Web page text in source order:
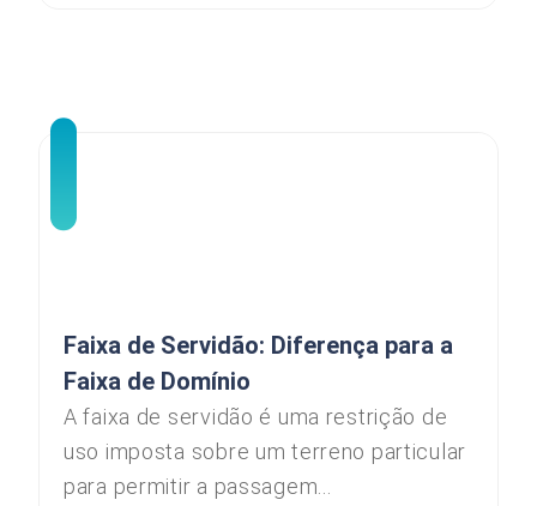
Faixa de Servidão: Diferença para a
Faixa de Domínio
A faixa de servidão é uma restrição de
uso imposta sobre um terreno particular
para permitir a passagem...